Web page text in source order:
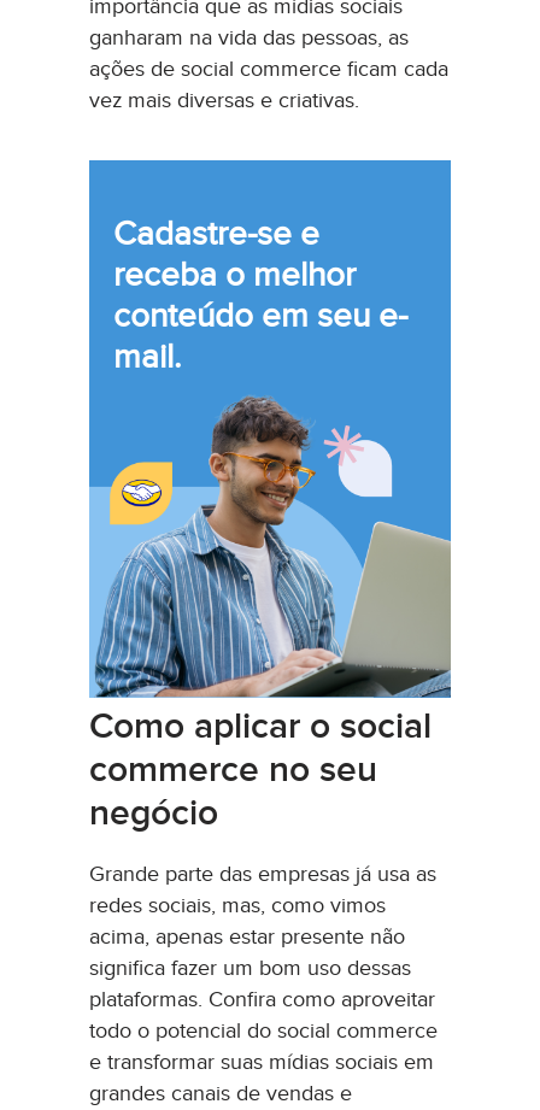
importância que as mídias sociais
ganharam na vida das pessoas, as
ações de social commerce ficam cada
vez mais diversas e criativas.
Cadastre-se e
receba o melhor
conteúdo em seu e-
mail.
Como aplicar o social
commerce no seu
negócio
Grande parte das empresas já usa as
redes sociais, mas, como vimos
acima, apenas estar presente não
significa fazer um bom uso dessas
plataformas. Confira como aproveitar
todo o potencial do social commerce
e transformar suas mídias sociais em
grandes canais de vendas e